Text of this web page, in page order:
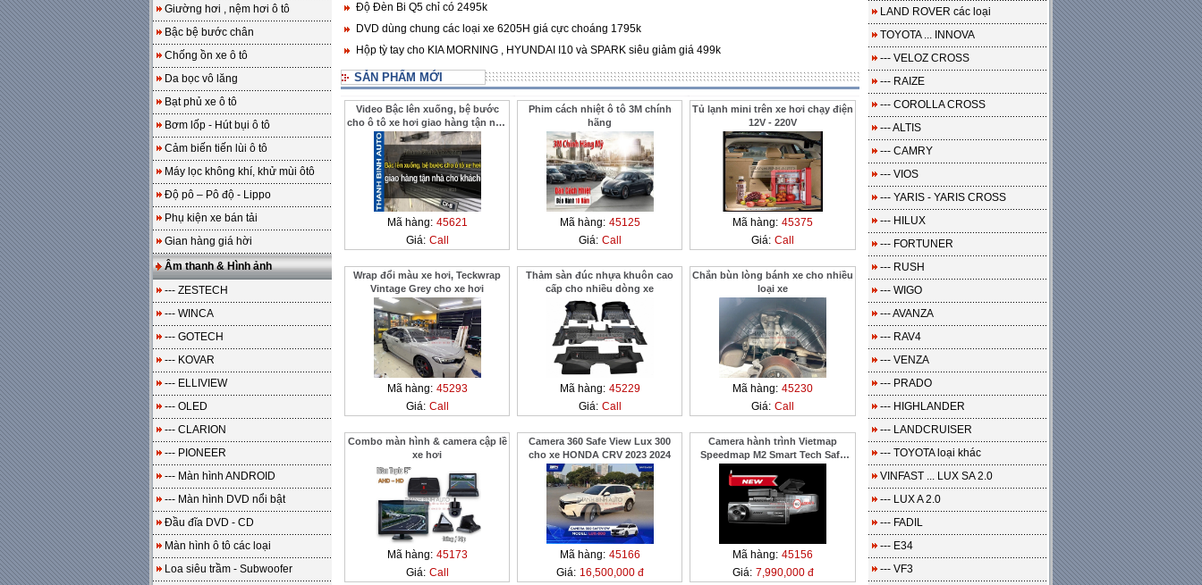
Giường hơi , nệm hơi ô tô
Bậc bệ bước chân
Chống ồn xe ô tô
Da bọc vô lăng
Bạt phủ xe ô tô
Bơm lốp - Hút bụi ô tô
Cảm biến tiến lùi ô tô
Máy lọc không khí, khử mùi ôtô
Độ pô – Pô độ - Lippo
Phụ kiện xe bán tải
Gian hàng giá hời
Âm thanh & Hình ảnh
--- ZESTECH
--- WINCA
--- GOTECH
--- KOVAR
--- ELLIVIEW
--- OLED
--- CLARION
--- PIONEER
--- Màn hình ANDROID
--- Màn hình DVD nổi bật
Đầu đĩa DVD - CD
Màn hình ô tô các loại
Loa siêu trầm - Subwoofer
Độ Đèn Bi Q5 chỉ có 2495k
DVD dùng chung các loại xe 6205H giá cực choáng 1795k
Hộp tỳ tay cho KIA MORNING , HYUNDAI I10 và SPARK siêu giảm giá 499k
SẢN PHẨM MỚI
Video Bậc lên xuống, bệ bước
cho ô tô xe hơi giao hàng tận nhà
cho khách ở xa ThanhBinhAuto
Mã hàng: 45621
Giá: Call
Phim cách nhiệt ô tô 3M chính
hãng
Mã hàng: 45125
Giá: Call
Tủ lạnh mini trên xe hơi chạy điện
12V - 220V
Mã hàng: 45375
Giá: Call
Wrap đổi màu xe hơi, Teckwrap
Vintage Grey cho xe hơi
Mã hàng: 45293
Giá: Call
Thảm sàn đúc nhựa khuôn cao
cấp cho nhiều dòng xe
Mã hàng: 45229
Giá: Call
Chắn bùn lòng bánh xe cho nhiều
loại xe
Mã hàng: 45230
Giá: Call
Combo màn hình & camera cập lề
xe hơi
Mã hàng: 45173
Giá: Call
Camera 360 Safe View Lux 300
cho xe HONDA CRV 2023 2024
Mã hàng: 45166
Giá: 16,500,000 đ
Camera hành trình Vietmap
Speedmap M2 Smart Tech Safe
Mã hàng: 45156
Giá: 7,990,000 đ
LAND ROVER các loại
TOYOTA ... INNOVA
--- VELOZ CROSS
--- RAIZE
--- COROLLA CROSS
--- ALTIS
--- CAMRY
--- VIOS
--- YARIS - YARIS CROSS
--- HILUX
--- FORTUNER
--- RUSH
--- WIGO
--- AVANZA
--- RAV4
--- VENZA
--- PRADO
--- HIGHLANDER
--- LANDCRUISER
--- TOYOTA loại khác
VINFAST ... LUX SA 2.0
--- LUX A 2.0
--- FADIL
--- E34
--- VF3